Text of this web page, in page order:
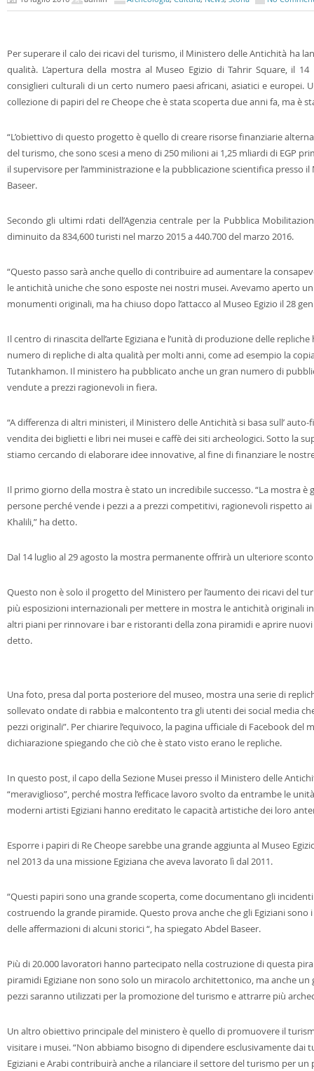
Per superare il calo dei ricavi del turismo, il Ministero delle Antichità ha
qualità. L’apertura della mostra al Museo Egizio di Tahrir Square, il
consiglieri culturali di un certo numero paesi africani, asiatici e europei.
collezione di papiri del re Cheope che è stata scoperta due anni fa, ma è
“L’obiettivo di questo progetto è quello di creare risorse finanziarie
del turismo, che sono scesi a meno di 250 milioni ai 1,25 mliardi di EGP
il supervisore per l’amministrazione e la pubblicazione scientifica presso
Baseer.
Secondo gli ultimi rdati dell’Agenzia centrale per la Pubblica
diminuito da 834,600 turisti nel marzo 2015 a 440.700 del marzo 2016.
“Questo passo sarà anche quello di contribuire ad aumentare la
le antichità uniche che sono esposte nei nostri musei. Avevamo aperto
monumenti originali, ma ha chiuso dopo l’attacco al Museo Egizio il 28
Il centro di rinascita dell’arte Egiziana e l’unità di produzione delle
numero di repliche di alta qualità per molti anni, come ad esempio la
Tutankhamon. Il ministero ha pubblicato anche un gran numero di
vendute a prezzi ragionevoli in fiera.
“A differenza di altri ministeri, il Ministero delle Antichità si basa sull’
vendita dei biglietti e libri nei musei e caffè dei siti archeologici.Sotto la
stiamo cercando di elaborare idee innovative, al fine di finanziare le
Il primo giorno della mostra è stato un incredibile successo.“La mostra è
persone perché vende i pezzi a a prezzi competitivi, ragionevoli rispetto
Khalili,” ha detto.
Dal 14 luglio al 29 agosto la mostra permanente offrirà un ulteriore
Questo non è solo il progetto del Ministero per l’aumento dei ricavi del
più esposizioni internazionali per mettere in mostra le antichità originali
altri piani per rinnovare i bar e ristoranti della zona piramidi e aprire
detto.
Una foto, presa dal porta posteriore del museo, mostra una serie di
sollevato ondate di rabbia e malcontento tra gli utenti dei social media
pezzi originali”. Per chiarire l’equivoco, la pagina ufficiale di Facebook
dichiarazione spiegando che ciò che è stato visto erano le repliche.
In questo post, il capo della Sezione Musei presso il Ministero delle
“meraviglioso”, perché mostra l’efficace lavoro svolto da entrambe le
moderni artisti Egiziani hanno ereditato le capacità artistiche dei loro
Esporre i papiri di Re Cheope sarebbe una grande aggiunta al Museo
nel 2013 da una missione Egiziana che aveva lavorato lì dal 2011.
“Questi papiri sono una grande scoperta, come documentano gli
costruendo la grande piramide.Questo prova anche che gli Egiziani
delle affermazioni di alcuni storici “, ha spiegato Abdel Baseer.
Più di 20.000 lavoratori hanno partecipato nella costruzione di questa
piramidi Egiziane non sono solo un miracolo architettonico, ma anche
pezzi saranno utilizzati per la promozione del turismo e attrarre più
Un altro obiettivo principale del ministero è quello di promuovere il
visitare i musei.“Non abbiamo bisogno di dipendere esclusivamente dai
Egiziani e Arabi contribuirà anche a rilanciare il settore del turismo per un